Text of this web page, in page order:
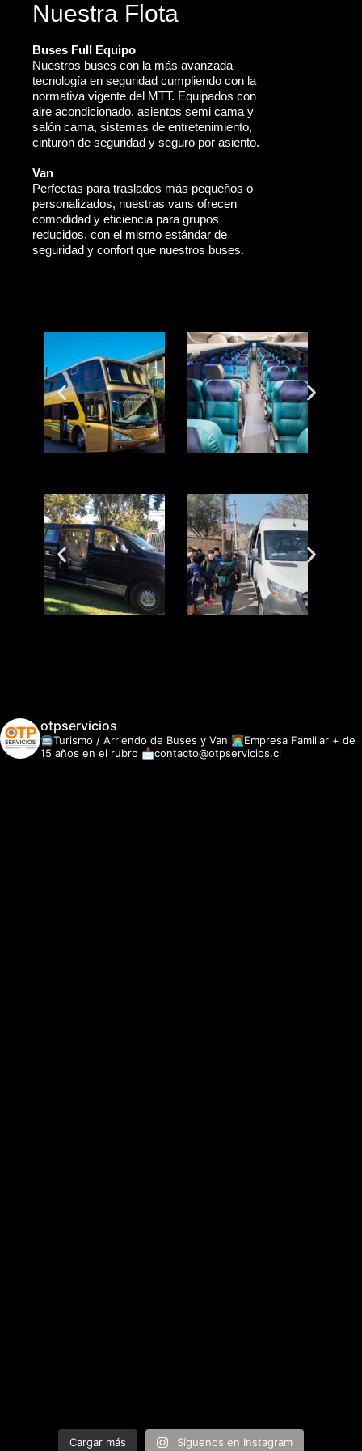
Nuestra Flota
Buses Full Equipo
Nuestros buses con la más avanzada
tecnología en seguridad cumpliendo con la
normativa vigente del MTT. Equipados con
aire acondicionado, asientos semi cama y
salón cama, sistemas de entretenimiento,
cinturón de seguridad y seguro por asiento.
Van
Perfectas para traslados más pequeños o
personalizados, nuestras vans ofrecen
comodidad y eficiencia para grupos
reducidos, con el mismo estándar de
seguridad y confort que nuestros buses.
otpservicios
🚍Turismo / Arriendo de Buses y Van 👩‍💻Empresa Familiar + de
15 años en el rubro 📩contacto@otpservicios.cl
Cargar más Síguenos en Instagram